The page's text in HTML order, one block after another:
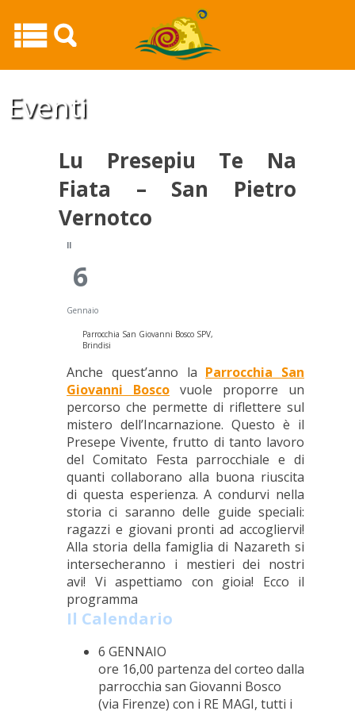
Lu Presepiu Te Na Fiata – San Pietro Vernotco20
Eventi
Lu Presepiu Te Na
Fiata – San Pietro
Vernotco
Il
6
Gennaio
Parrocchia San Giovanni Bosco SPV,
Brindisi
Anche quest’anno la Parrocchia San
Giovanni Bosco vuole proporre un
percorso che permette di riflettere sul
mistero dell’Incarnazione. Questo è il
Presepe Vivente, frutto di tanto lavoro
del Comitato Festa parrocchiale e di
quanti collaborano alla buona riuscita
di questa esperienza. A condurvi nella
storia ci saranno delle guide speciali:
ragazzi e giovani pronti ad accogliervi!
Alla storia della famiglia di Nazareth si
intersecheranno i mestieri dei nostri
avi! Vi aspettiamo con gioia! Ecco il
programma
Il Calendario
6 GENNAIO
ore 16,00 partenza del corteo dalla
parrocchia san Giovanni Bosco
(via Firenze) con i RE MAGI, tutti i